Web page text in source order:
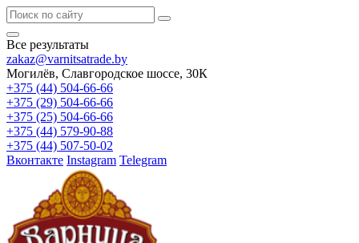
Все результаты
zakaz@varnitsatrade.by
Могилёв, Славгородское шоссе, 30К
+375 (44) 504-66-66
+375 (29) 504-66-66
+375 (25) 504-66-66
+375 (44) 579-90-88
+375 (44) 507-50-02
Вконтакте Instagram Telegram